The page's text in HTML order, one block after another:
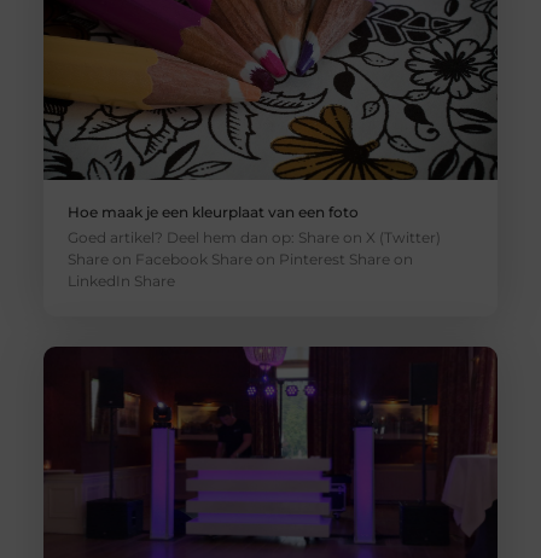
Hoe maak je een kleurplaat van een foto
Goed artikel? Deel hem dan op: Share on X (Twitter)
Share on Facebook Share on Pinterest Share on
LinkedIn Share